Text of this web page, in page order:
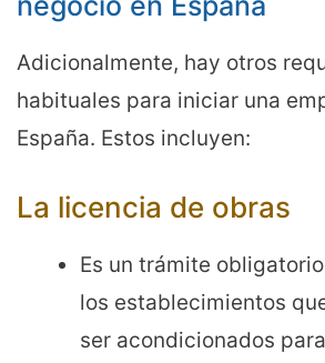
Adicionalmente, hay otros
habituales para iniciar una
España. Estos incluyen:
La licencia de obras
Es un trámite
los establecimientos
ser acondicionados